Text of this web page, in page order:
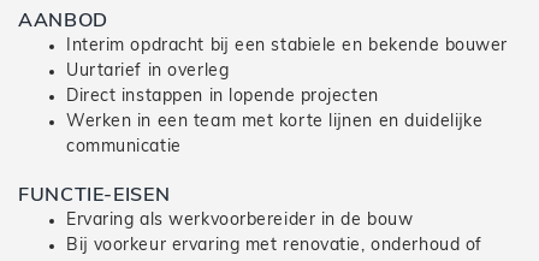
AANBOD
Interim opdracht bij een stabiele en bekende bouwer
Uurtarief in overleg
Direct instappen in lopende projecten
Werken in een team met korte lijnen en duidelijke
communicatie
FUNCTIE-EISEN
Ervaring als werkvoorbereider in de bouw
Bij voorkeur ervaring met renovatie, onderhoud of